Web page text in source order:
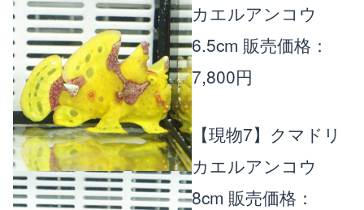
カエルアンコウ
6.5cm 販売価格：
7,800円
【現物7】クマドリ
カエルアンコウ
8cm 販売価格：